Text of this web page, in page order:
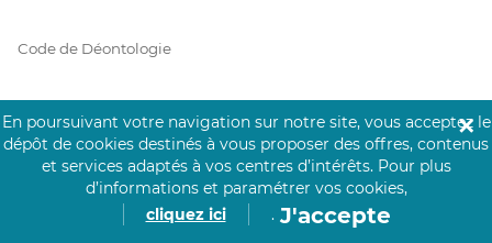
Code de Déontologie
Mentions Légales
Prérequis Click&Care
En poursuivant votre navigation sur notre site, vous acceptez le
dépôt de cookies destinés à vous proposer des offres, contenus
et services adaptés à vos centres d’intérêts. Pour plus
d’informations et paramétrer vos cookies,
cliquez ici
. J'accepte
✕